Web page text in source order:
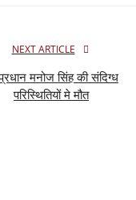
NEXT ARTICLE
प्रधान मनोज सिंह की संदिग्ध
परिस्थितियों मे मौत